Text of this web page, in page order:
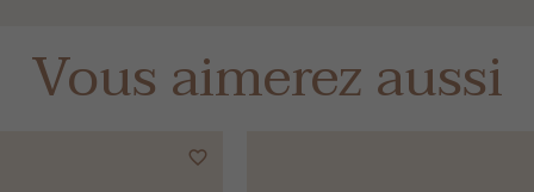
Vous aimerez aussi
favorite_border